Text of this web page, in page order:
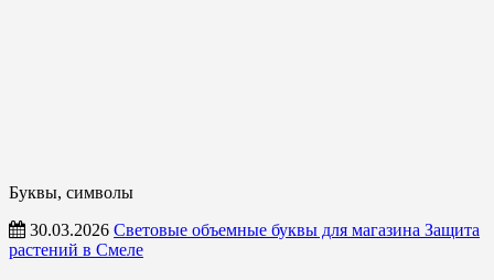
Буквы, символы
30.03.2026 Световые объемные буквы для магазина Защита
растений в Смеле